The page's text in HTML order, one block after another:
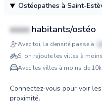
Ostéopathes à Saint-
xxxx habitants/ostéo
Avec toi, la densité passe à
Si on rajoute les villes à
Avec les villes à moins de
Connectez-vous pour voir
proximité.